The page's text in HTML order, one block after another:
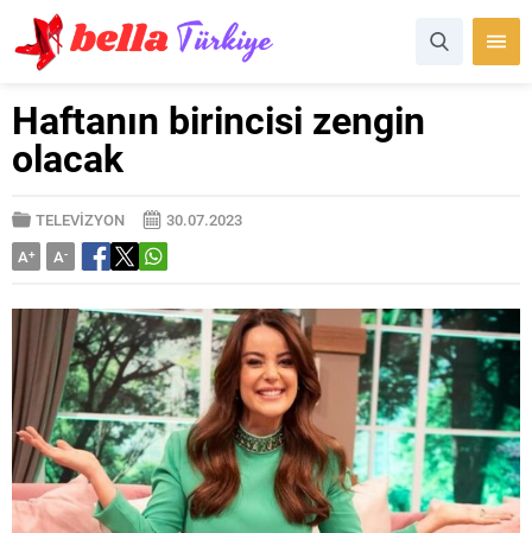
Haftanın birincisi zengin
olacak
TELEVİZYON
30.07.2023
A+ A-